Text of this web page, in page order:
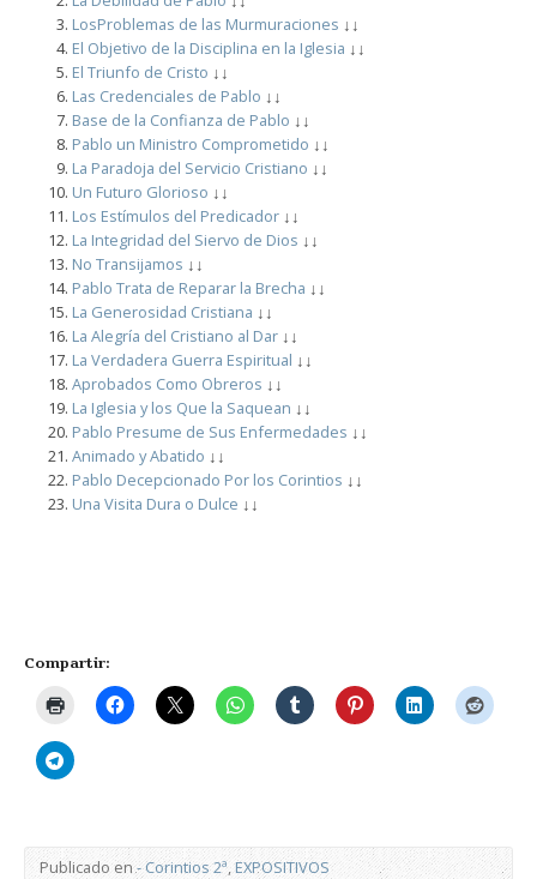
LosProblemas de las Murmuraciones ↓↓
El Objetivo de la Disciplina en la Iglesia ↓↓
El Triunfo de Cristo ↓↓
Las Credenciales de Pablo ↓↓
Base de la Confianza de Pablo ↓↓
Pablo un Ministro Comprometido ↓↓
La Paradoja del Servicio Cristiano ↓↓
Un Futuro Glorioso ↓↓
Los Estímulos del Predicador ↓↓
La Integridad del Siervo de Dios ↓↓
No Transijamos ↓↓
Pablo Trata de Reparar la Brecha ↓↓
La Generosidad Cristiana ↓↓
La Alegría del Cristiano al Dar ↓↓
La Verdadera Guerra Espiritual ↓↓
Aprobados Como Obreros ↓↓
La Iglesia y los Que la Saquean ↓↓
Pablo Presume de Sus Enfermedades ↓↓
Animado y Abatido ↓↓
Pablo Decepcionado Por los Corintios ↓↓
Una Visita Dura o Dulce ↓↓
Compartir:
Publicado en- Corintios 2ª,EXPOSITIVOS